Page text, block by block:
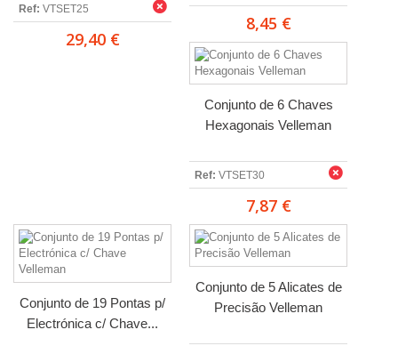
Ref: VTSET25
29,40 €
8,45 €
Conjunto de 6 Chaves
Hexagonais Velleman
Ref: VTSET30
7,87 €
Conjunto de 19 Pontas p/
Electrónica c/ Chave...
Conjunto de 5 Alicates de
Precisão Velleman